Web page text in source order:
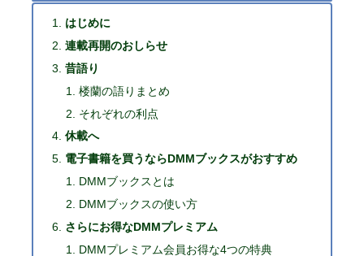
はじめに
連載再開のおしらせ
昔語り
楼蘭の語りまとめ
それぞれの利点
休載へ
電子書籍を買うならDMMブックスがおすすめ
DMMブックスとは
DMMブックスの使い方
さらにお得なDMMプレミアム
DMMプレミアム会員お得な4つの特典